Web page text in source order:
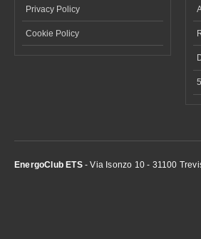
Privacy Policy
Cookie Policy
EnergoClub ETS- Via Isonzo 10 - 31100